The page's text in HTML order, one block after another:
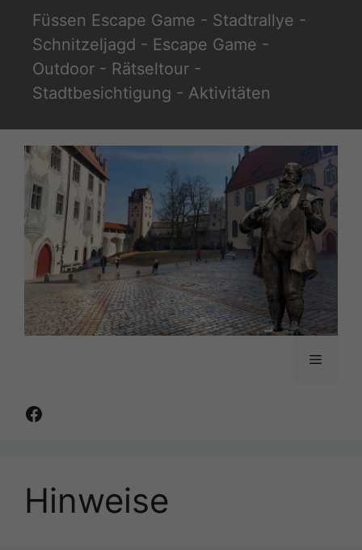
Inhalt
springen
Füssen Escape Game - Stadtrallye -
Schnitzeljagd - Escape Game -
Outdoor - Rätseltour -
Stadtbesichtigung - Aktivitäten
Menü
Facebook
Hinweise